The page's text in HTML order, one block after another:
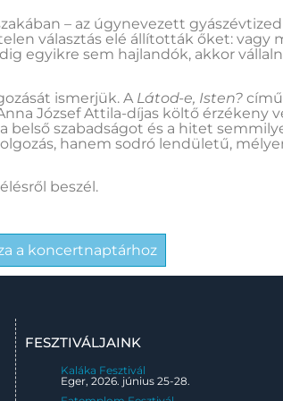
– az úgynevezett
választás elé állították őket: vagy
egyikre sem hajlandók, akkor
ismerjük. A Látod-e, Isten?
József Attila-díjas költő érzékeny
belső szabadságot és a hitet
hanem sodró lendületű,
beszél.
a koncertnaptárhoz
FESZTIVÁLJAINK
Kaláka Fesztivál
Eger, 2026. június 25-28.